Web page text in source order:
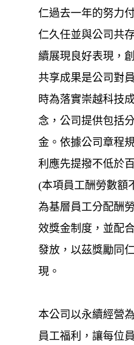
仁過去一年的努力
仁久任並與公司共
續展現良好表現，
共享成果是公司對
時為落實崇越科技
念，公司提供包括
金。依據公司章程
利應先提撥不低於
(本項員工酬勞數額
為基層員工分配酬
效獎金制度，並配
發放，以茲獎勵同
現。
本公司以永續經營
員工福利，讓每位